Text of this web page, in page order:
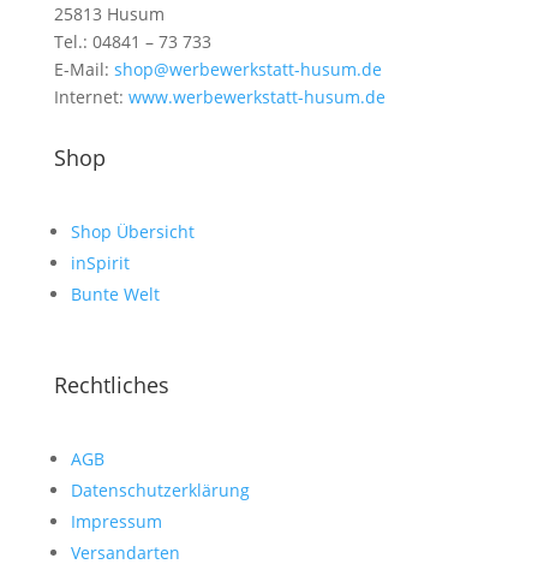
25813 Husum
Tel.: 04841 – 73 733
E-Mail: shop@werbewerkstatt-husum.de
Internet: www.werbewerkstatt-husum.de
Shop
Shop Übersicht
inSpirit
Bunte Welt
Rechtliches
AGB
Datenschutzerklärung
Impressum
Versandarten